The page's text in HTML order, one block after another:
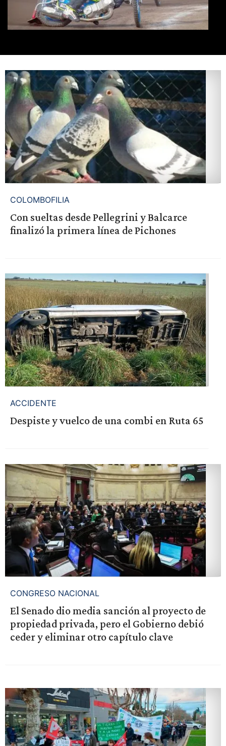
COLOMBOFILIA
Con sueltas desde Pellegrini y Balcarce
finalizó la primera línea de Pichones
ACCIDENTE
Despiste y vuelco de una combi en Ruta 65
CONGRESO NACIONAL
El Senado dio media sanción al proyecto de
propiedad privada, pero el Gobierno debió
ceder y eliminar otro capítulo clave